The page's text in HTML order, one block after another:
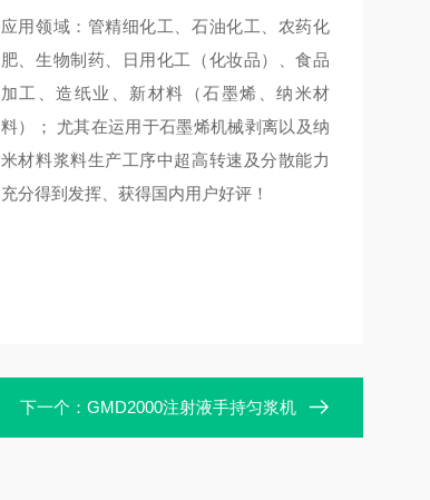
应用领域：管精细化工、石油化工、农药化
肥、生物制药、日用化工（化妆品）、食品
加工、造纸业、新材料（石墨烯、纳米材
料）； 尤其在运用于石墨烯机械剥离以及纳
米材料浆料生产工序中超高转速及分散能力
充分得到发挥、获得国内用户好评！
下一个： GMD2000注射液手持匀浆机